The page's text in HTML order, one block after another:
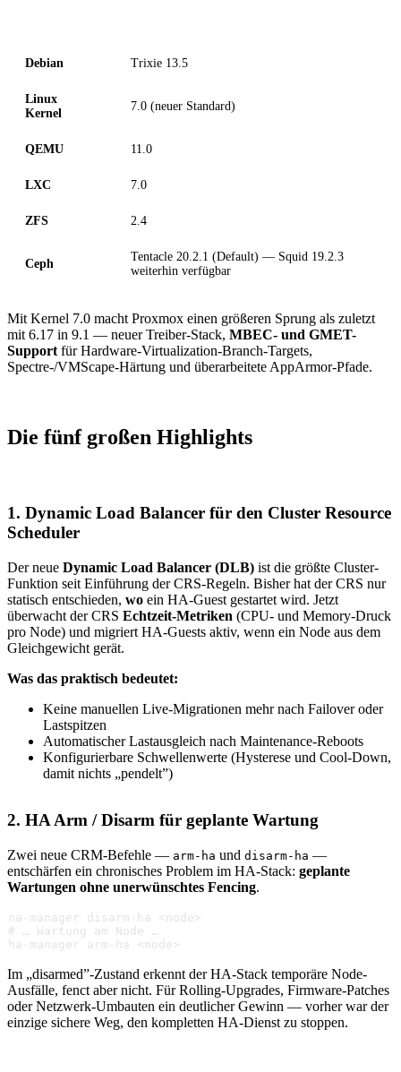
Debian Trixie 13.5
Linux
Kernel
7.0 (neuer Standard)
QEMU 11.0
LXC 7.0
ZFS 2.4
Ceph
Tentacle 20.2.1 (Default) — Squid 19.2.3
weiterhin verfügbar
Mit Kernel 7.0 macht Proxmox einen größeren Sprung als zuletzt
mit 6.17 in 9.1 — neuer Treiber-Stack, MBEC- und GMET-
Support für Hardware-Virtualization-Branch-Targets,
Spectre-/VMScape-Härtung und überarbeitete AppArmor-Pfade.
Die fünf großen Highlights
1. Dynamic Load Balancer für den Cluster Resource
Scheduler
Der neue Dynamic Load Balancer (DLB) ist die größte Cluster-
Funktion seit Einführung der CRS-Regeln. Bisher hat der CRS nur
statisch entschieden, wo ein HA-Guest gestartet wird. Jetzt
überwacht der CRS Echtzeit-Metriken (CPU- und Memory-Druck
pro Node) und migriert HA-Guests aktiv, wenn ein Node aus dem
Gleichgewicht gerät.
Was das praktisch bedeutet:
Keine manuellen Live-Migrationen mehr nach Failover oder
Lastspitzen
Automatischer Lastausgleich nach Maintenance-Reboots
Konfigurierbare Schwellenwerte (Hysterese und Cool-Down,
damit nichts „pendelt”)
2. HA Arm / Disarm für geplante Wartung
Zwei neue CRM-Befehle — arm-ha und disarm-ha —
entschärfen ein chronisches Problem im HA-Stack: geplante
Wartungen ohne unerwünschtes Fencing.
ha-manager disarm-ha <node>
# … Wartung am Node …
ha-manager arm-ha <node>
Im „disarmed”-Zustand erkennt der HA-Stack temporäre Node-
Ausfälle, fenct aber nicht. Für Rolling-Upgrades, Firmware-Patches
oder Netzwerk-Umbauten ein deutlicher Gewinn — vorher war der
einzige sichere Weg, den kompletten HA-Dienst zu stoppen.